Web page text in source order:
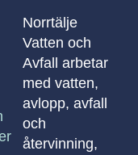
Norrtälje
Vatten och
Avfall arbetar
med vatten,
avlopp, avfall
och
återvinning,